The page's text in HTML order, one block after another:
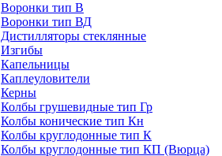
Воронки тип В
Воронки тип ВД
Дистилляторы стеклянные
Изгибы
Капельницы
Каплеуловители
Керны
Колбы грушевидные тип Гр
Колбы конические тип Кн
Колбы круглодонные тип К
Колбы круглодонные тип КП (Вюрца)